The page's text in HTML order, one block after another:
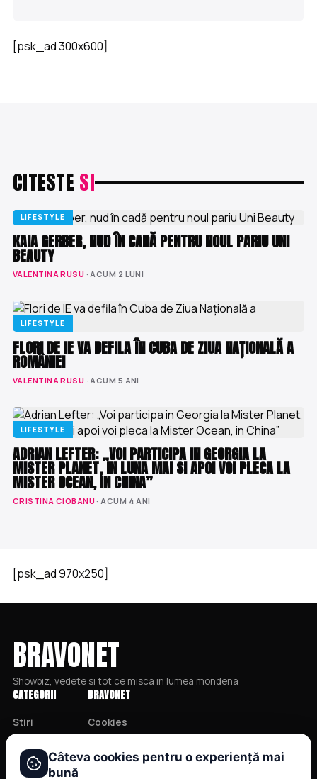
[psk_ad 300x600]
CITESTE SI
LIFESTYLE
KAIA GERBER, NUD ÎN CADĂ PENTRU NOUL PARIU UNI
BEAUTY
VALENTINA RUSU · ACUM 2 LUNI
LIFESTYLE
FLORI DE IE VA DEFILA ÎN CUBA DE ZIUA NAȚIONALĂ A
ROMÂNIEI
VALENTINA RUSU · ACUM 5 ANI
LIFESTYLE
ADRIAN LEFTER: „VOI PARTICIPA IN GEORGIA LA
MISTER PLANET, IN LUNA MAI SI APOI VOI PLECA LA
MISTER OCEAN, IN CHINA”
CRISTINA CIOBANU· ACUM 4 ANI
[psk_ad 970x250]
BRAVONET
Showbiz, vedete si tot ce misca in lumea mondena
CATEGORII
Stiri
Publicitate
BRAVONET
Cookies
Politica De Confidentialitate
Câteva cookies pentru o experiență mai
bună